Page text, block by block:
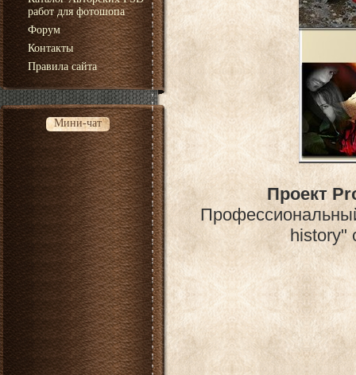
работ для фотошопа
Форум
Контакты
Правила сайта
Мини-чат
Проект
history"